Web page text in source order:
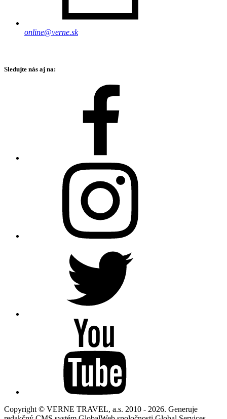
online@verne.sk
Sledujte nás aj na:
Copyright © VERNE TRAVEL, a.s. 2010 - 2026. Generuje